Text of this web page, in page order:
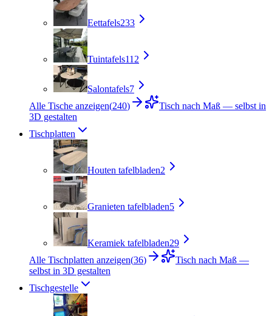
Eettafels233
Tuintafels112
Salontafels7
Alle Tische anzeigen(240)
Tisch nach Maß — selbst in
3D gestalten
Tischplatten
Houten tafelbladen2
Granieten tafelbladen5
Keramiek tafelbladen29
Alle Tischplatten anzeigen(36)
Tisch nach Maß —
selbst in 3D gestalten
Tischgestelle